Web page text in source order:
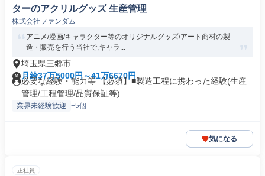
ターのアクリルグッズ 生産管理
株式会社ファンダム
アニメ/漫画/キャラクター等のオリジナルグッズ/アート商材の製
造・販売を行う当社で,キャラ...
埼玉県三郷市
月給37万5000円～41万6670円
必要な経験・能力等 【必須】■製造工程に携わった経験(生産
管理/工程管理/品質保証等)...
業界未経験歓迎 +5個
気になる
正社員